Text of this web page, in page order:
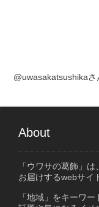
@uwasakatsushikaさ
About
「ウワサの葛飾」
お届けするwebサイ
「地域」をキーワ